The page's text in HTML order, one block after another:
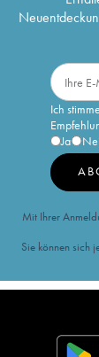
Ich
Ja
Mit Ihrer
Sie können sich